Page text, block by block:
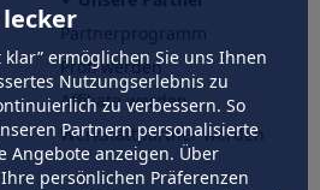
ermöglichen Sie uns Ihnen
Nutzungserlebnis zu
zu verbessern. So
Partnern personalisierte
Angebote anzeigen. Über
Ihre persönlichen Präferenzen
Partnerprogramm
Profi werden
Affiliate werden
Werkstattpartner werden